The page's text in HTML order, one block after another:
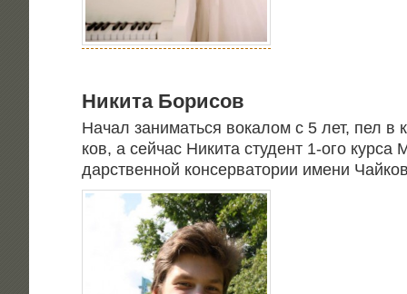
Ники­та Борисов
Начал зани­мать­ся вока­лом с 5 лет, пел в
ков, а сей­час Ники­та сту­дент 1‑ого кур­са
дар­ствен­ной кон­сер­ва­то­рии име­ни